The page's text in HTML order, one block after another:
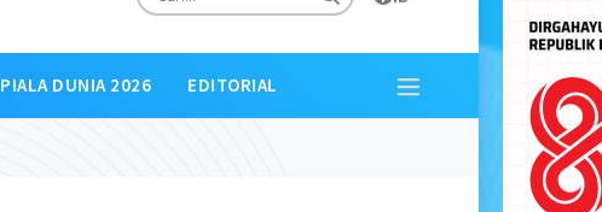
PIALA DUNIA 2026 EDITORIAL